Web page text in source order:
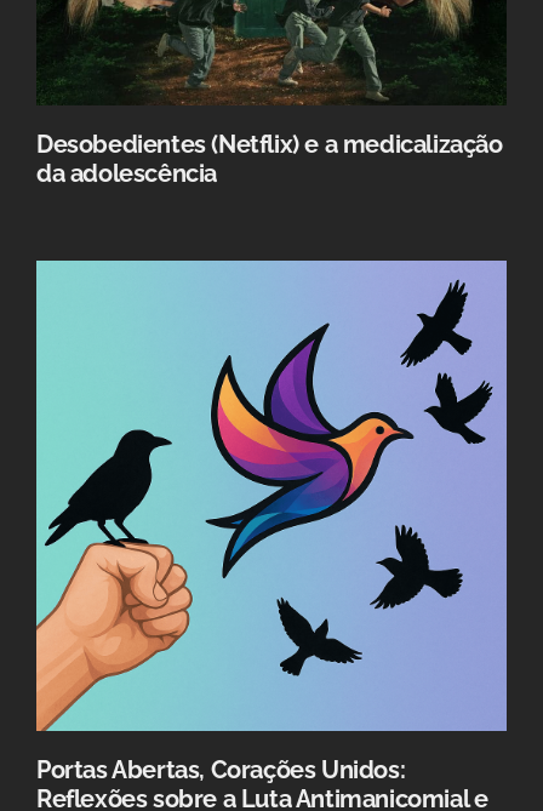
Desobedientes (Netflix) e a medicalização
da adolescência
Portas Abertas, Corações Unidos:
Reflexões sobre a Luta Antimanicomial e